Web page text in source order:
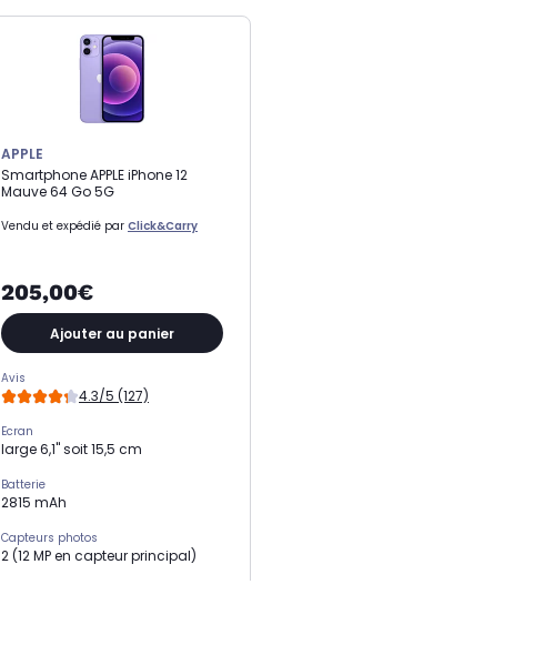
APPLE
Smartphone APPLE iPhone 12
Mauve 64 Go 5G
Vendu et expédié par Click&Carry
205,00€
Ajouter au panier
Avis
4.3/5 (127)
Ecran
large 6,1" soit 15,5 cm
Batterie
2815 mAh
Capteurs photos
2 (12 MP en capteur principal)